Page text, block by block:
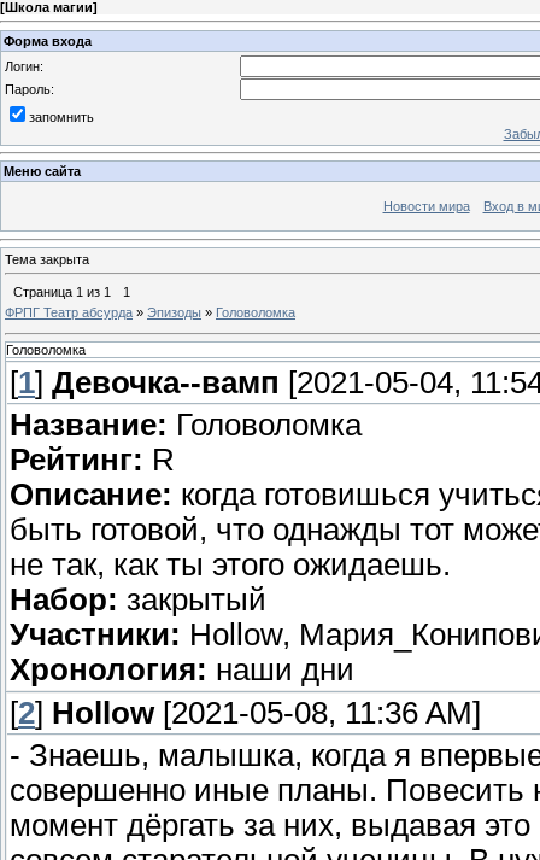
[Школа магии]
Форма входа
Логин:
Пароль:
запомнить
Меню сайта
Новости мира Вход в
Тема закрыта
Страница 1 из 1
1
ФРПГ Театр абсурда » Эпизоды » Головоломка
Головоломка
[1] Девочка--вамп [2021-05-04,
Название: Головоломка
Рейтинг: R
Описание: когда готовишься
быть готовой, что однажды тот
не так, как ты этого ожидаешь.
Набор: закрытый
Участники: Hollow,
Хронология: наши дни
[2] Hollow[2021-05-08, 11:36 AM]
- Знаешь, малышка, когда я
совершенно иные планы.
момент дёргать за них, выдавая